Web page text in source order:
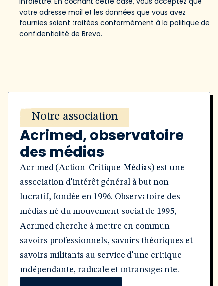
votre adresse mail et les données que vous avez
fournies soient traitées conformément à la politique de
confidentialité de Brevo.
Notre association
Acrimed, observatoire
des médias
Acrimed (Action-Critique-Médias) est une
association d'intérêt général à but non
lucratif, fondée en 1996. Observatoire des
médias né du mouvement social de 1995,
Acrimed cherche à mettre en commun
savoirs professionnels, savoirs théoriques et
savoirs militants au service d'une critique
indépendante, radicale et intransigeante.